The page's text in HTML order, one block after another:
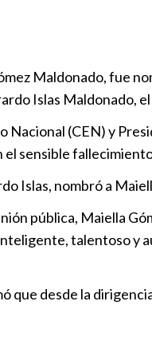
Maldonado, fue
Islas Maldonado,
Nacional (CEN) y
sensible
Islas, nombró a
pública, Maiella
talentoso y
que desde la